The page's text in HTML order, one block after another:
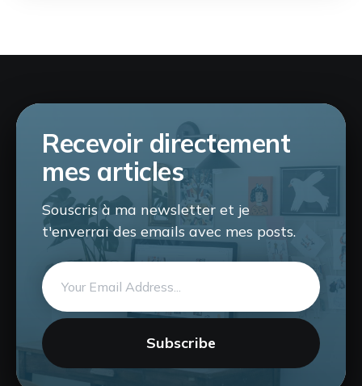
Recevoir directement
mes articles
Souscris à ma newsletter et je
t'enverrai des emails avec mes posts.
Email
address
Subscribe